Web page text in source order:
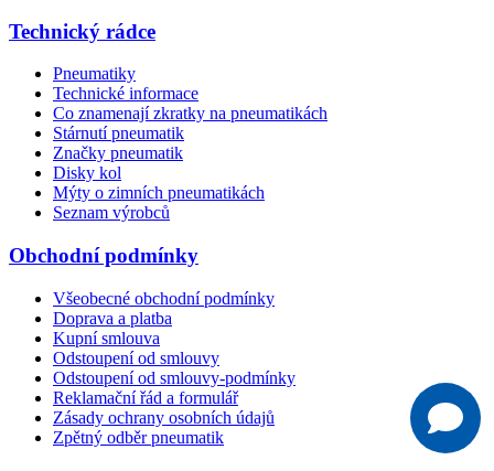
Technický rádce
Pneumatiky
Technické informace
Co znamenají zkratky na pneumatikách
Stárnutí pneumatik
Značky pneumatik
Disky kol
Mýty o zimních pneumatikách
Seznam výrobců
Obchodní podmínky
Všeobecné obchodní podmínky
Doprava a platba
Kupní smlouva
Odstoupení od smlouvy
Odstoupení od smlouvy-podmínky
Reklamační řád a formulář
Zásady ochrany osobních údajů
Zpětný odběr pneumatik